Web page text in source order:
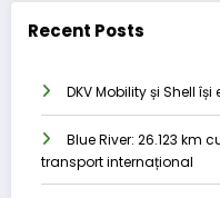
Recent Posts
DKV Mobility și Shell
Blue River: 26.123 km
transport internațional